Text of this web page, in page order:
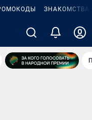
ЗНАКОМСТВА